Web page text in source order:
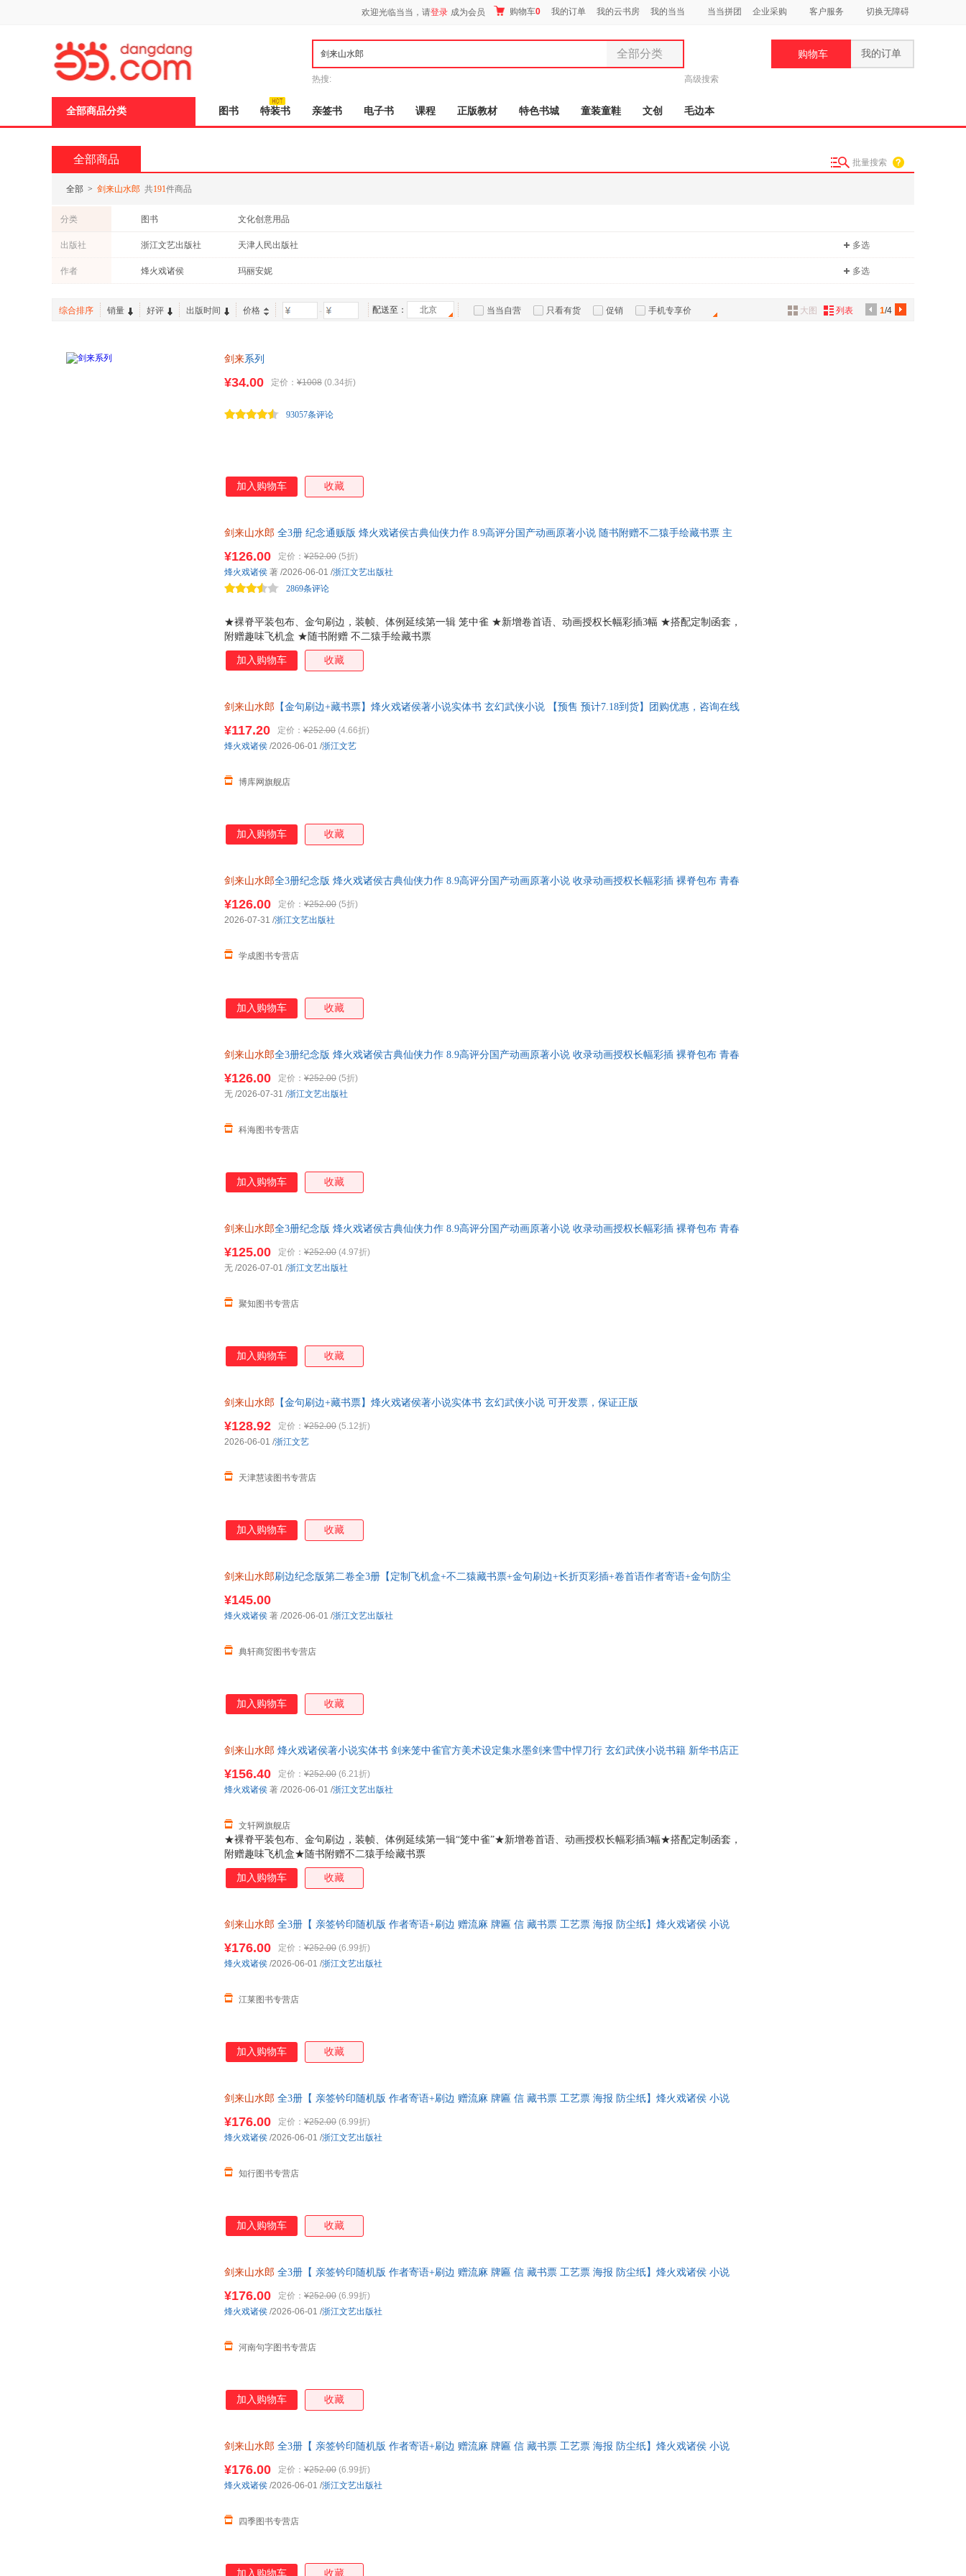
欢迎光临当当，请登录 成为会员 购物车0 我的订单 我的云书房 我的当当 当当拼团 企业采购 客户服务 切换无障碍
全部分类
图书
电子书
鞋
热搜: 高级搜索
购物车 我的订单
全部商品分类 图书 特装书 亲签书 电子书 课程 正版教材 特色书城 童装童鞋 文创 毛边本
全部商品 批量搜索
全部 > 剑来山水郎 共191件商品
分类 图书 文化创意用品
出版社 浙江文艺出版社 天津人民出版社 多选
作者 烽火戏诸侯 玛丽安妮 多选
综合排序 销量 好评 出版时间 价格 - 配送至： 北京 当当自营 只看有货 促销 手机专享价 1/4
大图 列表
剑来系列
¥34.00 定价： ¥1008 (0.34折)
93057条评论
加入购物车 收藏
剑来山水郎 全3册 纪念通贩版 烽火戏诸侯古典仙侠力作 8.9高评分国产动画原著小说 随书附赠不二猿手绘藏书票 主
★裸脊平装包布、金句刷边，装帧、体例延续第一辑 笼中雀 ★新增卷首语、动画授权长幅彩插3幅 ★搭配定制函套，
附赠趣味飞机盒 ★随书附赠 不二猿手绘藏书票
¥126.00 定价： ¥252.00 (5折)
2869条评论
烽火戏诸侯 著 /2026-06-01 /浙江文艺出版社
加入购物车 收藏
剑来山水郎 【金句刷边+藏书票】烽火戏诸侯著小说实体书 玄幻武侠小说 【预售 预计7.18到货】团购优惠，咨询在线
¥117.20 定价： ¥252.00 (4.66折)
博库网旗舰店
烽火戏诸侯 /2026-06-01 /浙江文艺
加入购物车 收藏
剑来山水郎全3册纪念版 烽火戏诸侯古典仙侠力作 8.9高评分国产动画原著小说 收录动画授权长幅彩插 裸脊包布 青春
¥126.00 定价： ¥252.00 (5折)
学成图书专营店
2026-07-31 /浙江文艺出版社
加入购物车 收藏
剑来山水郎全3册纪念版 烽火戏诸侯古典仙侠力作 8.9高评分国产动画原著小说 收录动画授权长幅彩插 裸脊包布 青春
¥126.00 定价： ¥252.00 (5折)
科海图书专营店
无 /2026-07-31 /浙江文艺出版社
加入购物车 收藏
剑来山水郎全3册纪念版 烽火戏诸侯古典仙侠力作 8.9高评分国产动画原著小说 收录动画授权长幅彩插 裸脊包布 青春
¥125.00 定价： ¥252.00 (4.97折)
聚知图书专营店
无 /2026-07-01 /浙江文艺出版社
加入购物车 收藏
剑来山水郎 【金句刷边+藏书票】烽火戏诸侯著小说实体书 玄幻武侠小说 可开发票，保证正版
¥128.92 定价： ¥252.00 (5.12折)
天津慧读图书专营店
2026-06-01 /浙江文艺
加入购物车 收藏
剑来山水郎刷边纪念版第二卷全3册【定制飞机盒+不二猿藏书票+金句刷边+长折页彩插+卷首语作者寄语+金句防尘
¥145.00
典轩商贸图书专营店
烽火戏诸侯 著 /2026-06-01 /浙江文艺出版社
加入购物车 收藏
剑来山水郎 烽火戏诸侯著小说实体书 剑来笼中雀官方美术设定集水墨剑来雪中悍刀行 玄幻武侠小说书籍 新华书店正
★裸脊平装包布、金句刷边，装帧、体例延续第一辑“笼中雀”★新增卷首语、动画授权长幅彩插3幅★搭配定制函套，
附赠趣味飞机盒★随书附赠不二猿手绘藏书票
¥156.40 定价： ¥252.00 (6.21折)
文轩网旗舰店
烽火戏诸侯 著 /2026-06-01 /浙江文艺出版社
加入购物车 收藏
剑来山水郎 全3册【 亲签钤印随机版 作者寄语+刷边 赠流麻 牌匾 信 藏书票 工艺票 海报 防尘纸】烽火戏诸侯 小说
¥176.00 定价： ¥252.00 (6.99折)
江莱图书专营店
烽火戏诸侯 /2026-06-01 /浙江文艺出版社
加入购物车 收藏
剑来山水郎 全3册【 亲签钤印随机版 作者寄语+刷边 赠流麻 牌匾 信 藏书票 工艺票 海报 防尘纸】烽火戏诸侯 小说
¥176.00 定价： ¥252.00 (6.99折)
知行图书专营店
烽火戏诸侯 /2026-06-01 /浙江文艺出版社
加入购物车 收藏
剑来山水郎 全3册【 亲签钤印随机版 作者寄语+刷边 赠流麻 牌匾 信 藏书票 工艺票 海报 防尘纸】烽火戏诸侯 小说
¥176.00 定价： ¥252.00 (6.99折)
河南句字图书专营店
烽火戏诸侯 /2026-06-01 /浙江文艺出版社
加入购物车 收藏
剑来山水郎 全3册【 亲签钤印随机版 作者寄语+刷边 赠流麻 牌匾 信 藏书票 工艺票 海报 防尘纸】烽火戏诸侯 小说
¥176.00 定价： ¥252.00 (6.99折)
四季图书专营店
烽火戏诸侯 /2026-06-01 /浙江文艺出版社
加入购物车 收藏
页